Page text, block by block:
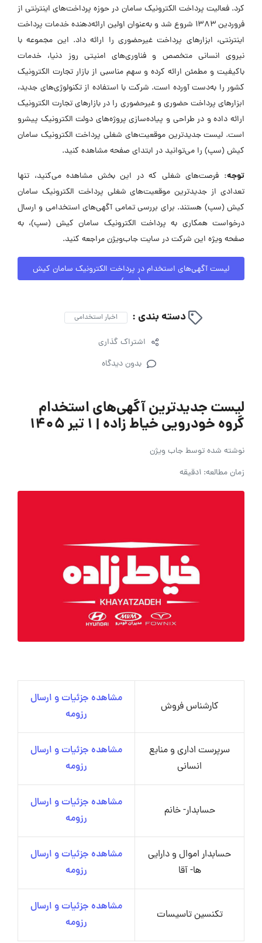
کرد. فعالیت پرداخت الکترونیک سامان در حوزه پرداخت‌های اینترنتی از
فروردین ۱۳۸۳ شروع شد و به‌عنوان اولین ارائه‌دهنده خدمات پرداخت
اینترنتی، ابزارهای پرداخت غیرحضوری را ارائه داد. این مجموعه با
نیروی انسانی متخصص و فناوری‌های امنیتی روز دنیا، خدمات
باکیفیت و مطمئن ارائه کرده و سهم مناسبی از بازار تجارت الکترونیک
کشور را به‌دست آورده است. شرکت با استفاده از تکنولوژی‌های جدید،
ابزارهای پرداخت حضوری و غیرحضوری را در بازارهای تجارت الکترونیک
ارائه داده و در طراحی و پیاده‌سازی پروژه‌های دولت الکترونیک پیشرو
است. لیست جدیدترین موقعیت‌های شغلی پرداخت الکترونیک سامان
کیش (سپ) را می‌توانید در ابتدای صفحه مشاهده کنید.
توجه: فرصت‌های شغلی که در این بخش مشاهده می‌کنید، تنها
تعدادی از جدیدترین موقعیت‌های شغلی پرداخت الکترونیک سامان
کیش (سپ) هستند. برای بررسی تمامی آگهی‌های استخدامی و ارسال
درخواست همکاری به پرداخت الکترونیک سامان کیش (سپ)، به
صفحه ویژه این شرکت در سایت جاب‌ویژن مراجعه کنید.
لیست آگهی‌های استخدام در پرداخت الکترونیک سامان کیش
(سپ)
دسته بندی : اخبار استخدامی
اشتراک گذاری
بدون دیدگاه
لیست جدیدترین آگهی‌های استخدام
گروه خودرویی خیاط زاده | ۱ تیر ۱۴۰۵
نوشته شده توسطجاب ویژن
زمان مطالعه: 1دقیقه
کارشناس فروش
مشاهده جزئیات و ارسال
رزومه
سرپرست اداری و منابع
انسانی
مشاهده جزئیات و ارسال
رزومه
حسابدار- خانم
مشاهده جزئیات و ارسال
رزومه
حسابدار اموال و دارایی
ها- آقا
مشاهده جزئیات و ارسال
رزومه
تکنسین تاسیسات
مشاهده جزئیات و ارسال
رزومه